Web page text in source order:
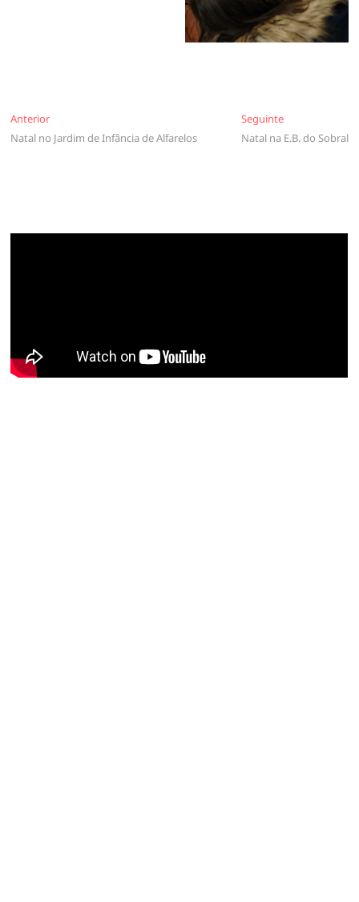
Navegação
de
AnteriorAnterior
Natal no Jardim de Infância de Alfarelos
SeguinteSeguinte
Natal na E.B. do Sobral